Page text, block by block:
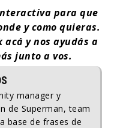
para que
y como quieras.
acá y nos ayudás a
junto a vos.
manager y
de Superman, team
base de frases de